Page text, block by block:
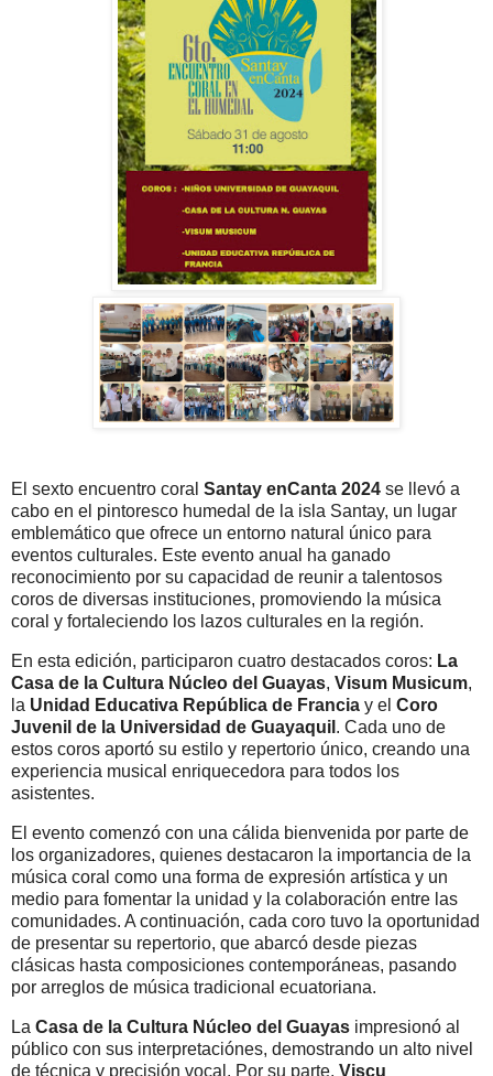
El sexto encuentro coral Santay enCanta 2024 se llevó a
cabo en el pintoresco humedal de la isla Santay, un lugar
emblemático que ofrece un entorno natural único para
eventos culturales. Este evento anual ha ganado
reconocimiento por su capacidad de reunir a talentosos
coros de diversas instituciones, promoviendo la música
coral y fortaleciendo los lazos culturales en la región.
En esta edición, participaron cuatro destacados coros: La
Casa de la Cultura Núcleo del Guayas, Visum Musicum,
la Unidad Educativa República de Francia y el Coro
Juvenil de la Universidad de Guayaquil . Cada uno de
estos coros aportó su estilo y repertorio único, creando una
experiencia musical enriquecedora para todos los
asistentes.
El evento comenzó con una cálida bienvenida por parte de
los organizadores, quienes destacaron la importancia de la
música coral como una forma de expresión artística y un
medio para fomentar la unidad y la colaboración entre las
comunidades. A continuación, cada coro tuvo la oportunidad
de presentar su repertorio, que abarcó desde piezas
clásicas hasta composiciones contemporáneas, pasando
por arreglos de música tradicional ecuatoriana.
La Casa de la Cultura Núcleo del Guayas impresionó al
público con sus interpretaciónes, demostrando un alto nivel
de técnica y precisión vocal. Por su parte, Viscu